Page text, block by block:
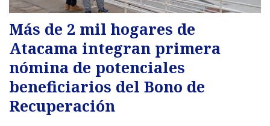
Más de 2 mil hogares de
Atacama integran primera
nómina de potenciales
beneficiarios del Bono de
Recuperación